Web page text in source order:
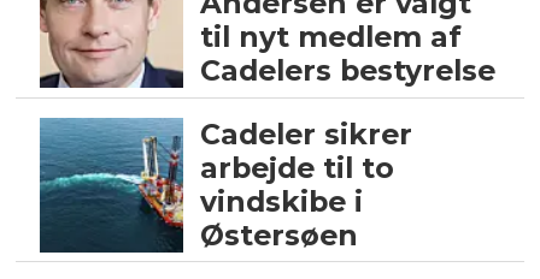
til nyt medlem af
Cadelers bestyrelse
Cadeler sikrer
arbejde til to
vindskibe i
Østersøen